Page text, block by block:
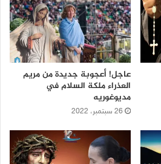
عاجل! أعجوبة جديدة من مريم
العذراء ملكة السلام في
مديوغوريه
26 سبتمبر، 2022